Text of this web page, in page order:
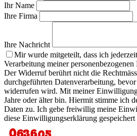
Ihr Name
Ihre Firma
Ihre Nachricht
Mir wurde mitgeteilt, dass ich
Verarbeitung meiner
Der Widerruf berührt nicht die
durchgeführten Datenverarbeitung,
widerrufen wird. Mit meiner
Jahre oder älter bin. Hiermit stimme ich
Daten zu. Ich gebe freiwillig meine
diese Einwilligungserklärung